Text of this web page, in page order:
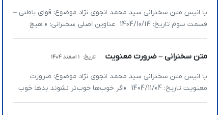
یا انیس متن سخنرانی سید محمد انجوی نژاد موضوع: قوای باطنی –
قسمت سوم تاریخ: 1404/10/14 عناوین اصلی سخنرانی: » هیچ
دشمنی نمی‌تواند حریف قدرت باطنی ما شود » نماز کلید اتصال به
زندگی انسان دارد؟ » ذکر بالجنان چگونه است؟ […]
متن سخنرانی – ضرورت معنویت تاریخ: 1 اسفند 1404
یا انیس متن سخنرانی سید محمد انجوی نژاد موضوع: ضرورت
معنویت تاریخ: 1404/11/04 »اگر خوب‌ها خوب‌تر نشوند بدها خوب
نمی‌شوند این مطلب برای بعضی از ما گفتن ندارد؛ ولی ظاهرا